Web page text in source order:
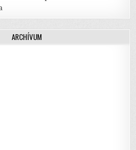
ARCHÍVUM